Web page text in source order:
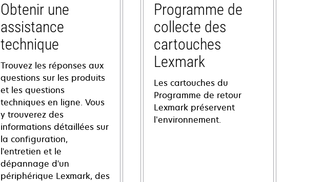
Obtenir une
assistance
technique
Trouvez les réponses aux
questions sur les produits
et les questions
techniques en ligne. Vous
y trouverez des
informations détaillées sur
la configuration,
l'entretien et le
dépannage d'un
périphérique Lexmark, des
Programme de
collecte des
cartouches
Lexmark
Les cartouches du
Programme de retour
Lexmark préservent
l’environnement.